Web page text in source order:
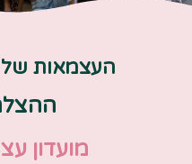
העצמאות
מועדון